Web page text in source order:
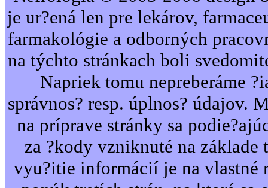
je ur?ená len pre lekárov,
farmakológie a odborných
na týchto stránkach boli
Napriek tomu nepreberáme
správnos? resp. úplnos? údajov.
na príprave stránky sa
za ?kody vzniknuté na
vyu?itie informácií je na vlastné